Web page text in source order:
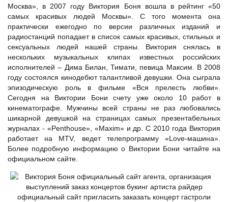
Москва», в 2007 году Виктория Боня вошла в рейтинг «50
самых красивых людей Москвы». С того момента она
практически ежегодно по версии различных изданий и
радиостанций попадает в список самых красивых, стильных и
сексуальных людей нашей страны. Виктория снялась в
нескольких музыкальных клипах известных российских
исполнителей – Дима Билан , Тимати, певица Максим . В 2008
году состоялся кинодебют талантливой девушки. Она сыграла
эпизодическую роль в фильме «Вся прелесть любви».
Сегодня на Виктории Бони счету уже около 10 работ в
кинематографе. Мужчины всей страны не раз любовались
шикарной девушкой на страницах самых презентабельных
журналах - «Penthouse», «Maxim» и др. С 2010 года Виктория
работает на MTV, ведет телепрограмму «Love-машина».
Более подробную информацию о Виктории Бони читайте на
официальном сайте.